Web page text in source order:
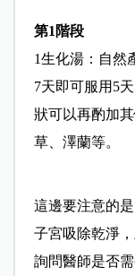
第1階段
1生化湯：自然
7天即可服用5
狀可以再酌加
草、澤蘭等。
這邊要注意的
子宮吸除乾淨
詢問醫師是否